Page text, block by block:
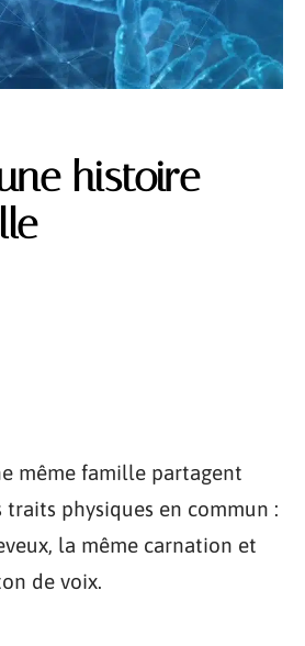
histoire
même famille partagent
traits physiques en commun :
la même carnation et
de voix.